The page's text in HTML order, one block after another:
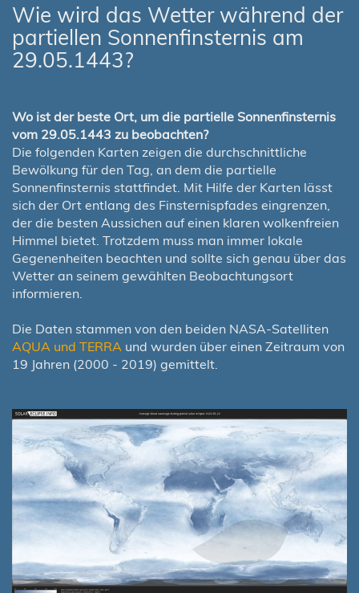
Wie wird das Wetter während der
partiellen Sonnenfinsternis am
29.05.1443?
Wo ist der beste Ort, um die partielle Sonnenfinsternis
vom 29.05.1443 zu beobachten?
Die folgenden Karten zeigen die durchschnittliche
Bewölkung für den Tag, an dem die partielle
Sonnenfinsternis stattfindet. Mit Hilfe der Karten lässt
sich der Ort entlang des Finsternispfades eingrenzen,
der die besten Aussichen auf einen klaren wolkenfreien
Himmel bietet. Trotzdem muss man immer lokale
Gegenenheiten beachten und sollte sich genau über das
Wetter an seinem gewählten Beobachtungsort
informieren.
Die Daten stammen von den beiden NASA-Satelliten
AQUA und TERRA und wurden über einen Zeitraum von
19 Jahren (2000 - 2019) gemittelt.